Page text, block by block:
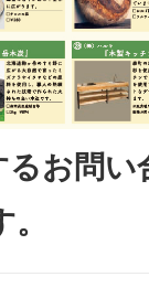
るお問